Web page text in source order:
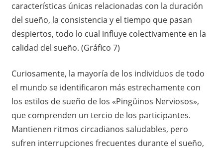
características únicas relacionadas con la duración
del sueño, la consistencia y el tiempo que pasan
despiertos, todo lo cual influye colectivamente en la
calidad del sueño. (Gráfico 7)
Curiosamente, la mayoría de los individuos de todo
el mundo se identificaron más estrechamente con
los estilos de sueño de los «Pingüinos Nerviosos»,
que comprenden un tercio de los participantes.
Mantienen ritmos circadianos saludables, pero
sufren interrupciones frecuentes durante el sueño,